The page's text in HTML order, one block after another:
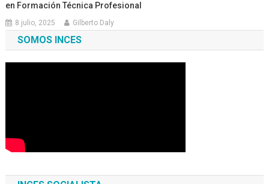
en Formación Técnica Profesional
8 julio, 2025 Gilberto Daly
SOMOS INCES